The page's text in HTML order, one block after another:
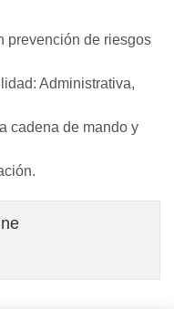
prevención de riesgos
Administrativa,
cadena de mando y